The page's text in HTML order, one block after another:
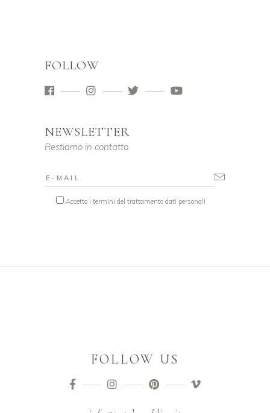
FOLLOW
NEWSLETTER
Restiamo in contatto
Accetto i termini del trattamento dati personali
FOLLOW US